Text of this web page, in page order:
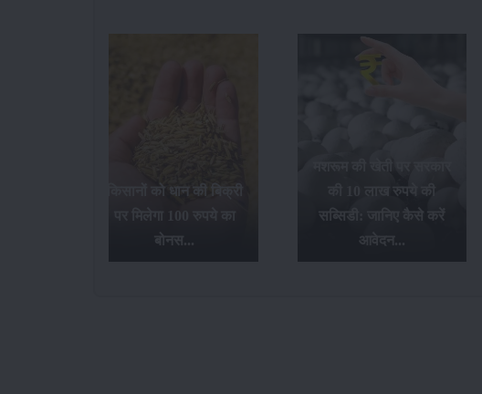
किसानों को धान की बिक्री
बोनस...
की 10 लाख रुपये की
सब्सिडी: जानिए कैसे करें
आवेदन...